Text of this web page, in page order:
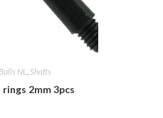
Bulls NL, Shafts
2mm 3pcs